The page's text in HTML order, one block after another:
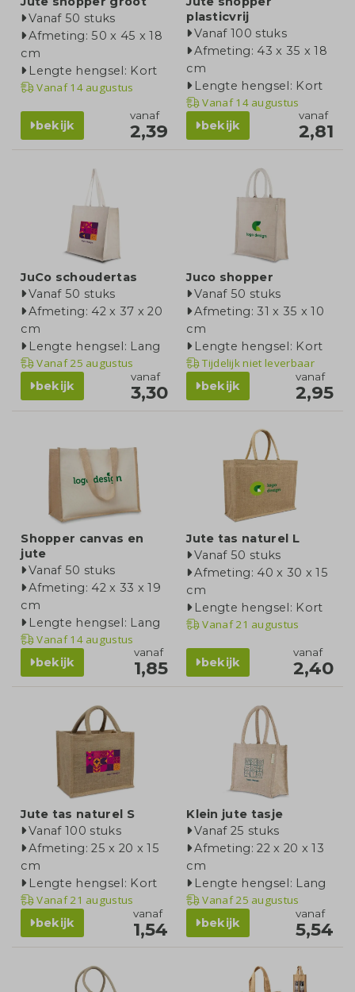
Vanaf 50 stuks
Afmeting: 50 x 45 x 18
cm
Lengte hengsel: Kort
Vanaf14 augustus
bekijk
vanaf
2,39
plasticvrij
Vanaf 100 stuks
Afmeting: 43 x 35 x 18
cm
Lengte hengsel: Kort
Vanaf14 augustus
bekijk
vanaf
2,81
JuCo schoudertas
Vanaf 50 stuks
Afmeting: 42 x 37 x 20
cm
Lengte hengsel: Lang
Vanaf25 augustus
bekijk
vanaf
3,30
Juco shopper
Vanaf 50 stuks
Afmeting: 31 x 35 x 10
cm
Lengte hengsel: Kort
Tijdelijk niet leverbaar
bekijk
vanaf
2,95
Shopper canvas en
jute
Vanaf 50 stuks
Afmeting: 42 x 33 x 19
cm
Lengte hengsel: Lang
Vanaf14 augustus
bekijk
vanaf
1,85
Jute tas naturel L
Vanaf 50 stuks
Afmeting: 40 x 30 x 15
cm
Lengte hengsel: Kort
Vanaf21 augustus
bekijk
vanaf
2,40
Jute tas naturel S
Vanaf 100 stuks
Afmeting: 25 x 20 x 15
cm
Lengte hengsel: Kort
Vanaf21 augustus
bekijk
vanaf
1,54
Klein jute tasje
Vanaf 25 stuks
Afmeting: 22 x 20 x 13
cm
Lengte hengsel: Lang
Vanaf25 augustus
bekijk
vanaf
5,54